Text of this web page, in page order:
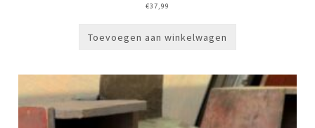
€37,99
Toevoegen aan winkelwagen